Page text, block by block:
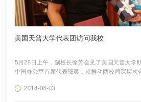
美国天普大学代表团访问我校
5月28日上午，副校长徐芳会见了美国天普大学
中国办公室首席代表班爽，就推动两校间深层次
2014-06-03